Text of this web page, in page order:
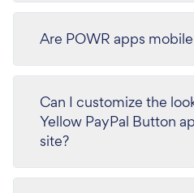
Are POWR apps
Can I customize the
Yellow PayPal Button
site?